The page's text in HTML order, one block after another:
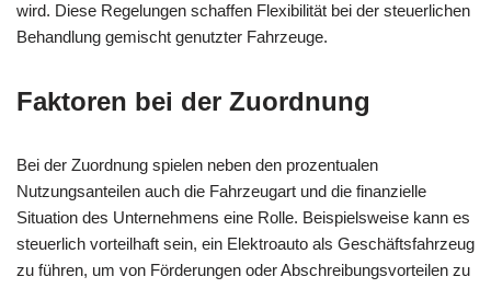
wird. Diese Regelungen schaffen Flexibilität bei der steuerlichen
Behandlung gemischt genutzter Fahrzeuge.
Faktoren bei der Zuordnung
Bei der Zuordnung spielen neben den prozentualen
Nutzungsanteilen auch die Fahrzeugart und die finanzielle
Situation des Unternehmens eine Rolle. Beispielsweise kann es
steuerlich vorteilhaft sein, ein Elektroauto als Geschäftsfahrzeug
zu führen, um von Förderungen oder Abschreibungsvorteilen zu